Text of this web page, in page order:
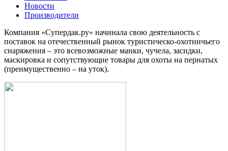
Новости
Производители
Компания «Супердак.ру» начинала свою деятельность с
поставок на отечественный рынок туристическо-охотничьего
снаряжения – это всевозможные манки, чучела, засидки,
маскировка и сопутствующие товары для охоты на пернатых
(преимущественно – на уток).